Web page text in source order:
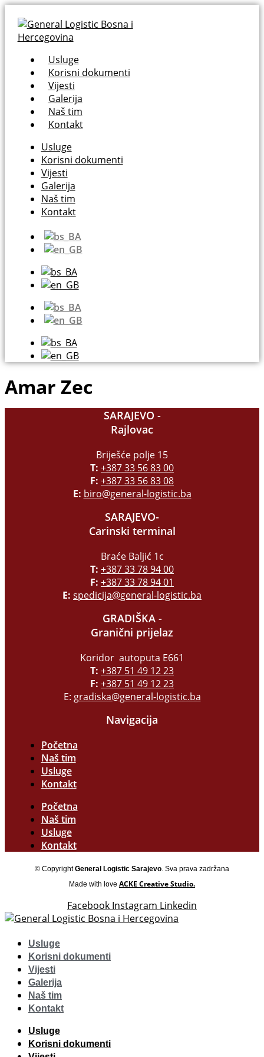
Usluge
Korisni dokumenti
Vijesti
Galerija
Naš tim
Kontakt
Usluge
Korisni dokumenti
Vijesti
Galerija
Naš tim
Kontakt
Amar Zec
SARAJEVO -
Rajlovac
Briješće polje 15
T: +387 33 56 83 00
F: +387 33 56 83 08
E: biro@general-logistic.ba
SARAJEVO-
Carinski terminal
Braće Baljić 1c
T: +387 33 78 94 00
F: +387 33 78 94 01
E: spedicija@general-logistic.ba
GRADIŠKA -
Granični prijelaz
Koridor autoputa E661
T: +387 51 49 12 23
F: +387 51 49 12 23
E: gradiska@general-logistic.ba
Navigacija
Početna
Naš tim
Usluge
Kontakt
Početna
Naš tim
Usluge
Kontakt
© CopyrightGeneral Logistic Sarajevo . Sva prava zadržana
Made with love ACKE Creative Studio.
Facebook Instagram Linkedin
Usluge
Korisni dokumenti
Vijesti
Galerija
Naš tim
Kontakt
Usluge
Korisni dokumenti